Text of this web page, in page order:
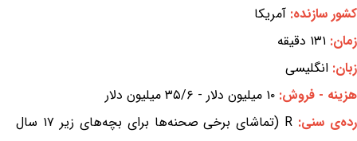
کشور سازنده: آمریکا
زمان: ۱۳۱ دقیقه
زبان: انگلیسی
هزینه - فروش: ۱۰ میلیون دلار - ۳۵/۶ میلیون دلار
رده‌ی سنی:
R (تماشای برخی صحنه‌ها برای بچه‌های زیر ۱۷ سال